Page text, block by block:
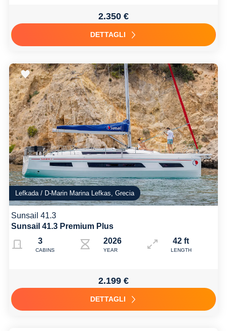
2.350 €
DETTAGLI
Lefkada / D-Marin Marina Lefkas, Grecia
Sunsail 41.3
Sunsail 41.3 Premium Plus
3
CABINS
2026
YEAR
42 ft
LENGTH
2.199 €
DETTAGLI